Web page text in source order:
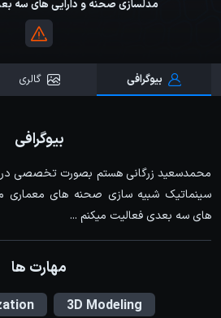
مدلسازی صحنه و دارایی های سه
بیوگرافی گالری
بیوگرافی
محمدسعید زرگانی هستم بصورت تخصصی در
سینماتیک شبیه سازی صحنه های معماری
های سه بعدی فعالیت میکنم ...
مهارت ها
3D Modeling